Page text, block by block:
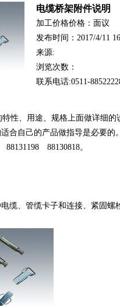
电缆桥架附件说明
加工价格价格：面议
发布时间：2017/4/11
来源:
浏览次数：
联系电话:0511-
、用途、规格上面做详
适合自己的产品做指导是必要的
88130818。
缆、管缆卡子和连接、紧